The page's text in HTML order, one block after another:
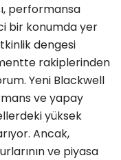
performansa
bir konumda yer
dengesi
rakiplerinden
Yeni Blackwell
ve yapay
yüksek
Ancak,
ve piyasa